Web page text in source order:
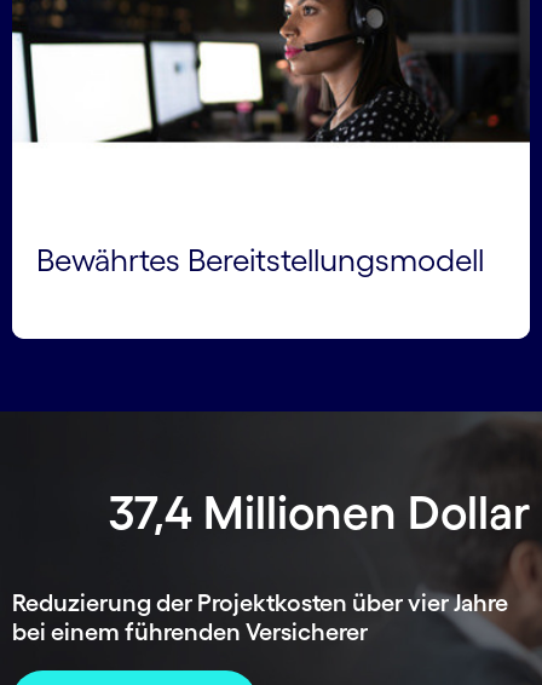
Bewährtes Bereitstellungsmodell
37,4 Millionen Dollar
Reduzierung der Projektkosten über vier Jahre
bei einem führenden Versicherer